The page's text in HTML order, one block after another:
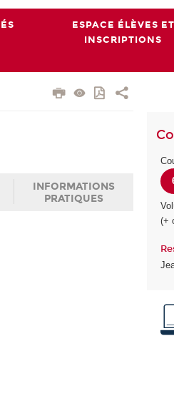
ESPACE ÉLÈVES ET
INSCRIPTIONS
INFORMATIONS
PRATIQUES
(+